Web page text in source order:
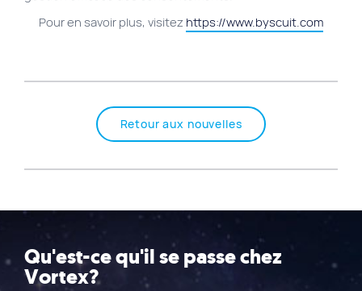
Pour en savoir plus, visitez https://www.byscuit.com
Retour aux nouvelles
Qu'est-ce qu'il se passe chez
Vortex?